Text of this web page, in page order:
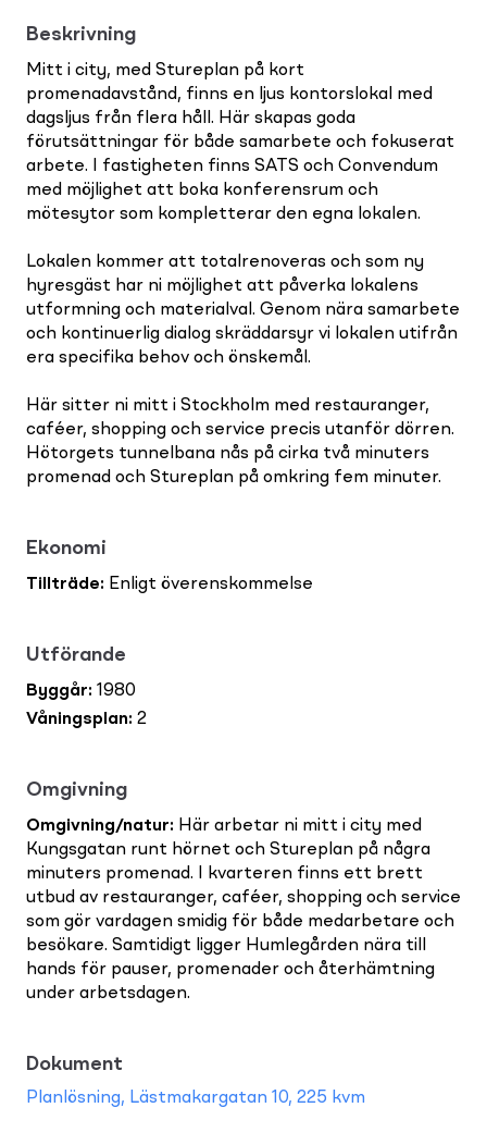
Beskrivning
Mitt i city, med Stureplan på kort
promenadavstånd, finns en ljus kontorslokal med
dagsljus från flera håll. Här skapas goda
förutsättningar för både samarbete och fokuserat
arbete. I fastigheten finns SATS och Convendum
med möjlighet att boka konferensrum och
mötesytor som kompletterar den egna lokalen.
Lokalen kommer att totalrenoveras och som ny
hyresgäst har ni möjlighet att påverka lokalens
utformning och materialval. Genom nära samarbete
och kontinuerlig dialog skräddarsyr vi lokalen utifrån
era specifika behov och önskemål.
Här sitter ni mitt i Stockholm med restauranger,
caféer, shopping och service precis utanför dörren.
Hötorgets tunnelbana nås på cirka två minuters
promenad och Stureplan på omkring fem minuter.
Ekonomi
Tillträde: Enligt överenskommelse
Utförande
Byggår: 1980
Våningsplan: 2
Omgivning
Omgivning/natur: Här arbetar ni mitt i city med
Kungsgatan runt hörnet och Stureplan på några
minuters promenad. I kvarteren finns ett brett
utbud av restauranger, caféer, shopping och service
som gör vardagen smidig för både medarbetare och
besökare. Samtidigt ligger Humlegården nära till
hands för pauser, promenader och återhämtning
under arbetsdagen.
Dokument
Planlösning, Lästmakargatan 10, 225 kvm